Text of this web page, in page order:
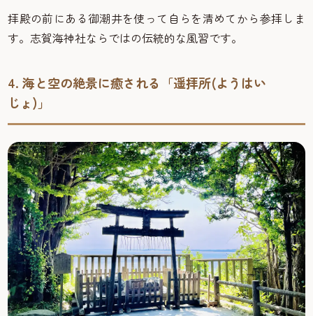
拝殿の前にある御潮井を使って自らを清めてから参拝しま
す。志賀海神社ならではの伝統的な風習です。
4. 海と空の絶景に癒される「遥拝所(ようはい
じょ)」